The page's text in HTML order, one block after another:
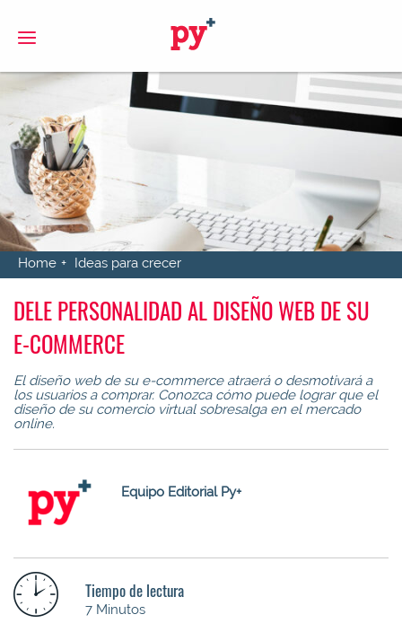
Home Ideas para crecer
DELE PERSONALIDAD AL DISEÑO WEB DE SU
E-COMMERCE
El diseño web de su e-commerce atraerá o desmotivará a
los usuarios a comprar. Conozca cómo puede lograr que el
diseño de su comercio virtual sobresalga en el mercado
online.
Equipo Editorial Py+
Tiempo de lectura
7 Minutos